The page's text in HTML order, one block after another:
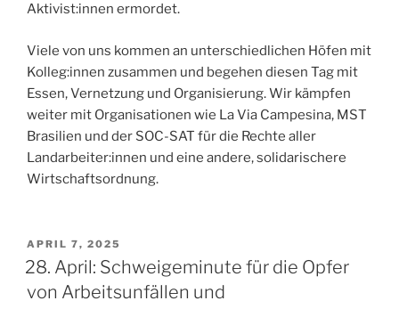
Aktivist:innen ermordet.
Viele von uns kommen an unterschiedlichen Höfen mit
Kolleg:innen zusammen und begehen diesen Tag mit
Essen, Vernetzung und Organisierung. Wir kämpfen
weiter mit Organisationen wie La Via Campesina, MST
Brasilien und der SOC-SAT für die Rechte aller
Landarbeiter:innen und eine andere, solidarischere
Wirtschaftsordnung.
VERÖFFENTLICHT
AM
APRIL 7, 2025
28. April: Schweigeminute für die Opfer
von Arbeitsunfällen und